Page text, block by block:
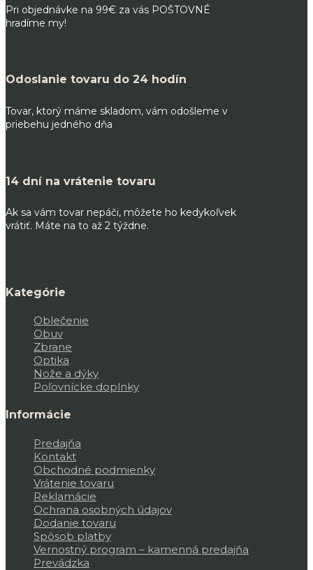
Pri objednávke na 99€ za vás POŠTOVNÉ
hradíme my!
Odoslanie tovaru do 24 hodín
Tovar, ktorý máme skladom, vám odošleme v
priebehu jedného dňa
14 dní na vrátenie tovaru
Ak sa vám tovar nepáči, môžete ho kedykoľvek
vrátiť. Máte na to až 2 týždne.
Kategórie
Oblečenie
Obuv
Zbrane
Optika
Nože a dýky
Poľovnícke doplnky
Informácie
Predajňa
Kontakt
Obchodné podmienky
Vrátenie tovaru
Reklamácie
Ochrana osobných údajov
Dodanie tovaru
Spôsob platby
Vernostný program – kamenná predajňa
Prevádzka